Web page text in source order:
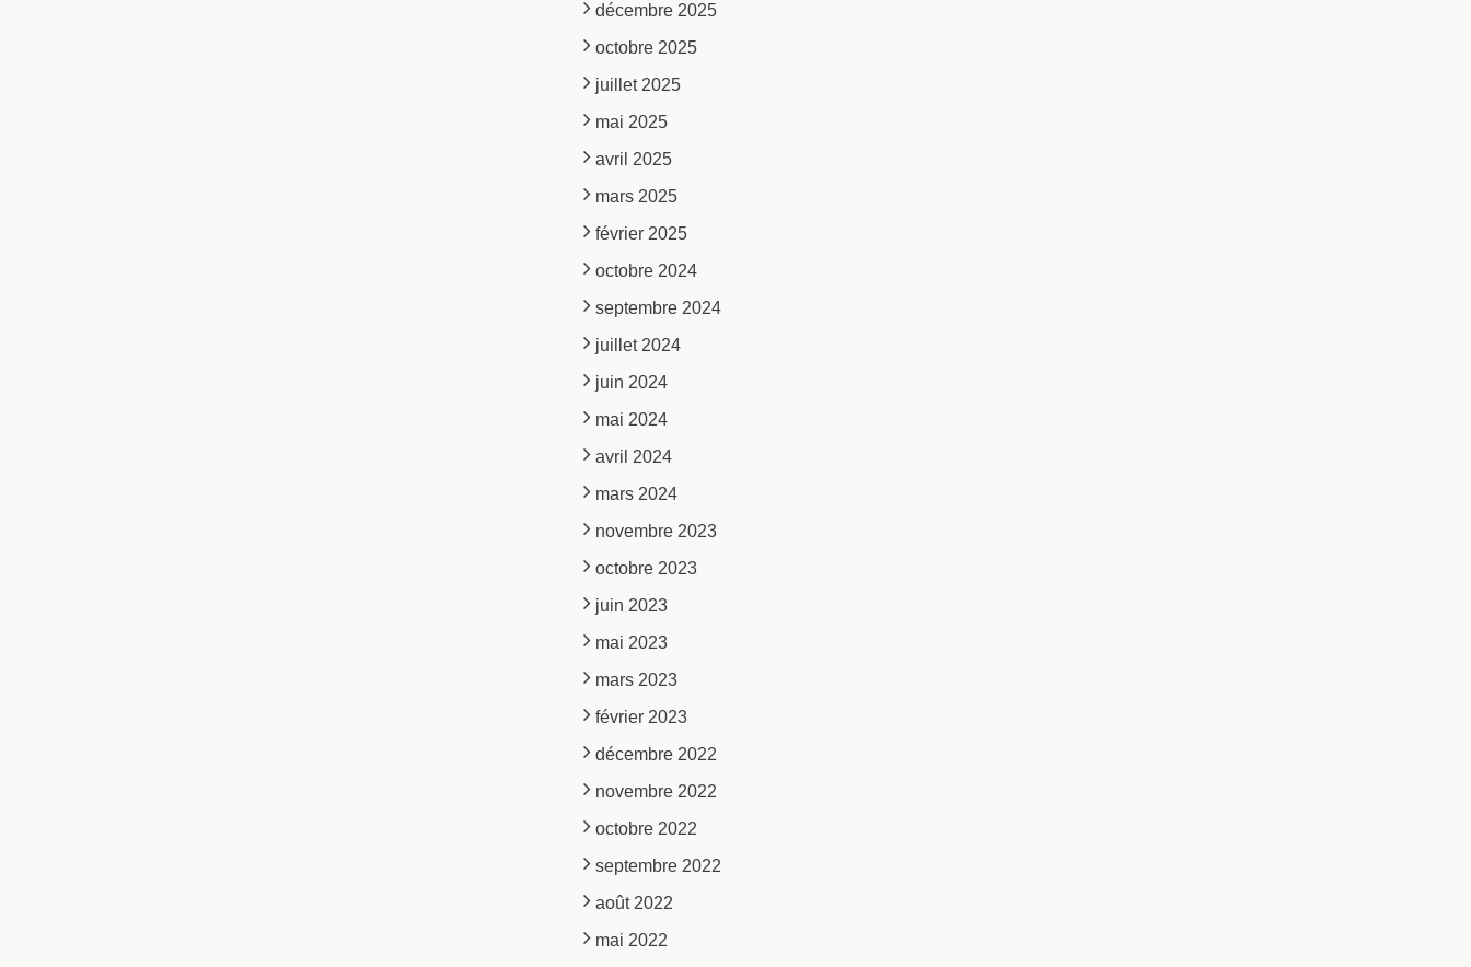
décembre 2025
octobre 2025
juillet 2025
mai 2025
avril 2025
mars 2025
février 2025
octobre 2024
septembre 2024
juillet 2024
juin 2024
mai 2024
avril 2024
mars 2024
novembre 2023
octobre 2023
juin 2023
mai 2023
mars 2023
février 2023
décembre 2022
novembre 2022
octobre 2022
septembre 2022
août 2022
mai 2022